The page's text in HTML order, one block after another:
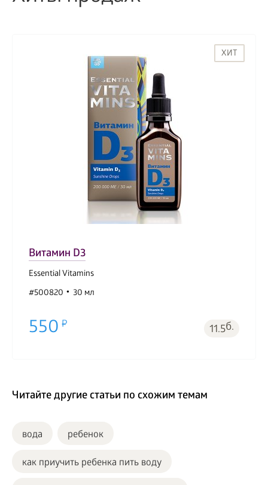
ХИТ
Витамин D3
Essential Vitamins
#500820
30 мл
550 11.5б.
Читайте другие статьи по схожим темам
вода ребенок
как приучить ребенка пить воду